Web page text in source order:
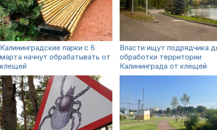
Калининградские парки с 6
марта начнут обрабатывать от
клещей
Власти ищут подрядчика
обработки территории
Калининграда от клещей